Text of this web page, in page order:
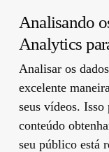
Analisando
Analytics
Analisar os
excelente
seus vídeos.
conteúdo
seu público está